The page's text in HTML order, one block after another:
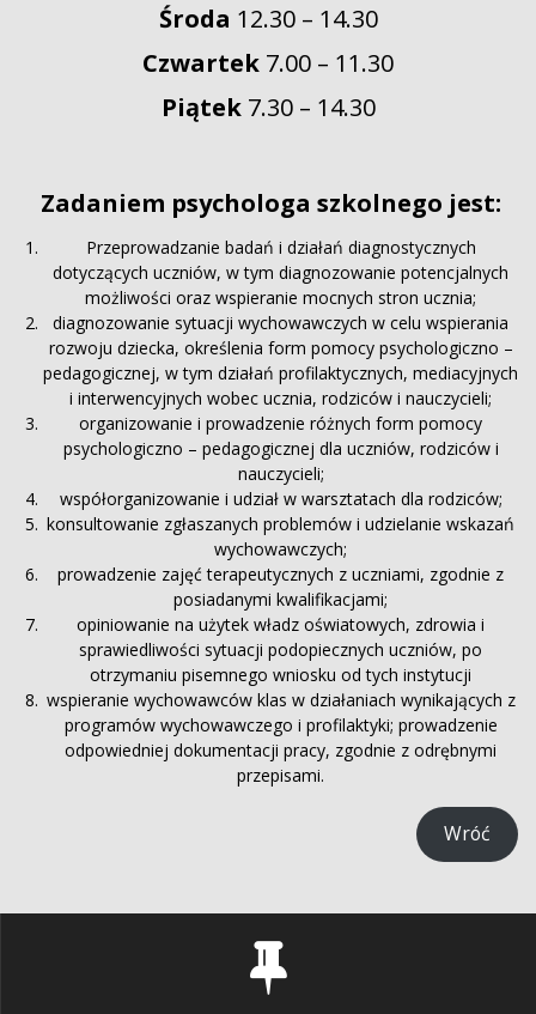
Środa 12.30 – 14.30
Czwartek 7.00 – 11.30
Piątek7.30 – 14.30
Zadaniem psychologa szkolnego jest:
Przeprowadzanie badań i działań diagnostycznych
dotyczących uczniów, w tym diagnozowanie potencjalnych
możliwości oraz wspieranie mocnych stron ucznia;
diagnozowanie sytuacji wychowawczych w celu wspierania
rozwoju dziecka, określenia form pomocy psychologiczno –
pedagogicznej, w tym działań profilaktycznych, mediacyjnych
i interwencyjnych wobec ucznia, rodziców i nauczycieli;
organizowanie i prowadzenie różnych form pomocy
psychologiczno – pedagogicznej dla uczniów, rodziców i
nauczycieli;
współorganizowanie i udział w warsztatach dla rodziców;
konsultowanie zgłaszanych problemów i udzielanie wskazań
wychowawczych;
prowadzenie zajęć terapeutycznych z uczniami, zgodnie z
posiadanymi kwalifikacjami;
opiniowanie na użytek władz oświatowych, zdrowia i
sprawiedliwości sytuacji podopiecznych uczniów, po
otrzymaniu pisemnego wniosku od tych instytucji
wspieranie wychowawców klas w działaniach wynikających z
programów wychowawczego i profilaktyki; prowadzenie
odpowiedniej dokumentacji pracy, zgodnie z odrębnymi
przepisami.
Wróć